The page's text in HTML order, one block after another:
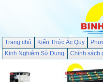
Trang chủ Kiến Thức Ắc Quy
Kinh Nghiệm Sử Dụng
Chính sách